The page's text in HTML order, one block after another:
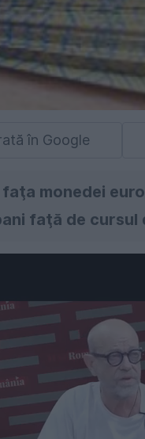
în Google
monedei
faţă de cursul